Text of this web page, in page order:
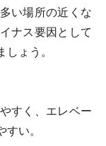
い場所の近くな
ナス要因として
ょう。
すく、エレベー
い。